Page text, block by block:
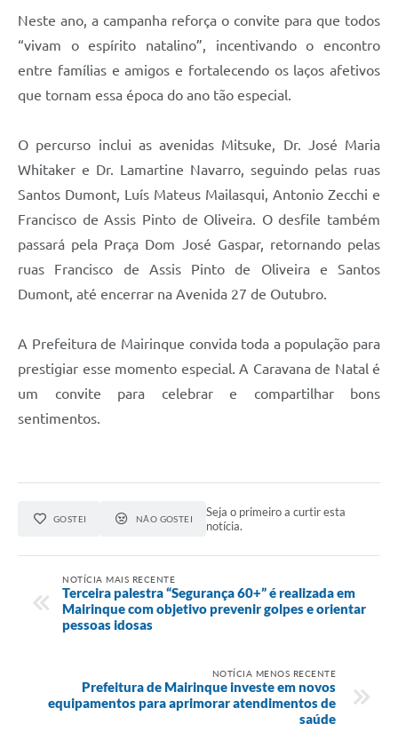
Neste ano, a campanha reforça o convite para que todos
“vivam o espírito natalino”, incentivando o encontro
entre famílias e amigos e fortalecendo os laços afetivos
que tornam essa época do ano tão especial.
O percurso inclui as avenidas Mitsuke, Dr. José Maria
Whitaker e Dr. Lamartine Navarro, seguindo pelas ruas
Santos Dumont, Luís Mateus Mailasqui, Antonio Zecchi e
Francisco de Assis Pinto de Oliveira. O desfile também
passará pela Praça Dom José Gaspar, retornando pelas
ruas Francisco de Assis Pinto de Oliveira e Santos
Dumont, até encerrar na Avenida 27 de Outubro.
A Prefeitura de Mairinque convida toda a população para
prestigiar esse momento especial. A Caravana de Natal é
um convite para celebrar e compartilhar bons
sentimentos.
GOSTEI NÃO GOSTEI
Seja o primeiro a curtir esta
notícia.
NOTÍCIA MAIS RECENTE
Terceira palestra “Segurança 60+” é realizada em
Mairinque com objetivo prevenir golpes e orientar
pessoas idosas
NOTÍCIA MENOS RECENTE
Prefeitura de Mairinque investe em novos
equipamentos para aprimorar atendimentos de
saúde